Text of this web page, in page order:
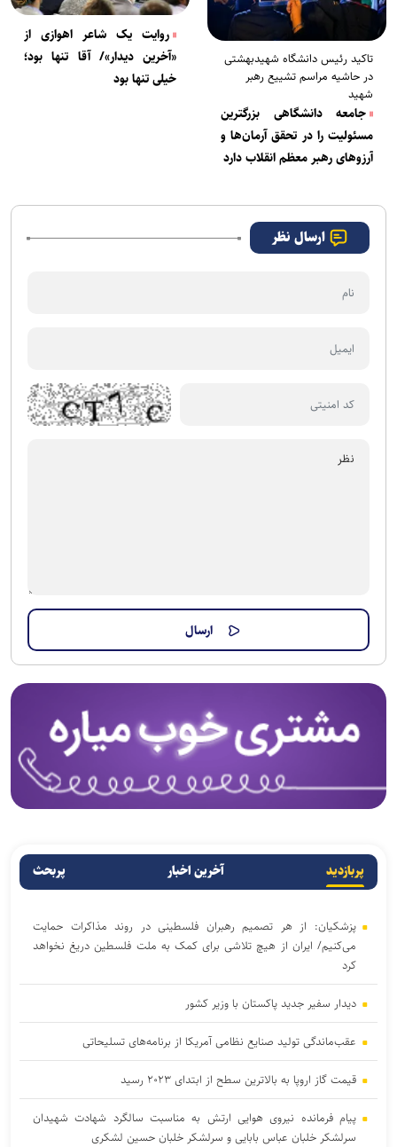
تاکید رئیس دانشگاه شهیدبهشتی
در حاشیه مراسم تشییع رهبر
شهید
جامعه دانشگاهی بزرگترین
مسئولیت را در تحقق آرمان‌ها و
آرزو‌های رهبر معظم انقلاب دارد
روایت یک شاعر اهوازی از
«آخرین دیدار»/ آقا تنها بود؛
خیلی تنها بود
ارسال نظر
پربازدید آخرین اخبار پربحث
پزشکیان: از هر تصمیم رهبران فلسطینی در روند مذاکرات حمایت
می‌کنیم/ ایران از هیچ تلاشی برای کمک به ملت فلسطین دریغ نخواهد
کرد
دیدار سفیر جدید پاکستان با وزیر کشور
عقب‌ماندگی تولید صنایع نظامی آمریکا از برنامه‌های تسلیحاتی
قیمت گاز اروپا به بالاترین سطح از ابتدای ۲۰۲۳ رسید
پیام فرمانده نیروی هوایی ارتش به مناسبت سالگرد شهادت شهیدان
سرلشکر خلبان عباس بابایی و سرلشکر خلبان حسین لشکری